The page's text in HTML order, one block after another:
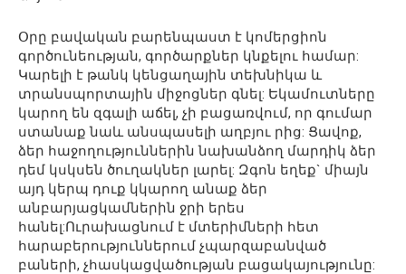
Օրը բավական բարենպաստ է կոմերցիոն
գործունեության, գործարքներ կնքելու համար:
Կարելի է թանկ կենցաղային տեխնիկա և
տրանսպորտային միջոցներ գնել: Եկամուտները
կարող են զգալի աճել, չի բացառվում, որ գումար
ստանաք նաև անսպասելի աղբյու րից: Ցավոք,
ձեր հաջողություններին նախանձող մարդիկ ձեր
դեմ կսկսեն ծուղակներ լարել: Զգոն եղեք` միայն
այդ կերպ դուք կկարող անաք ձեր
անբարյացկամներին ջրի երես
հանել:Ուրախացնում է մտերիմների հետ
հարաբերություններում չպարզաբանված
բաների, չհասկացվածության բացակայությունը: